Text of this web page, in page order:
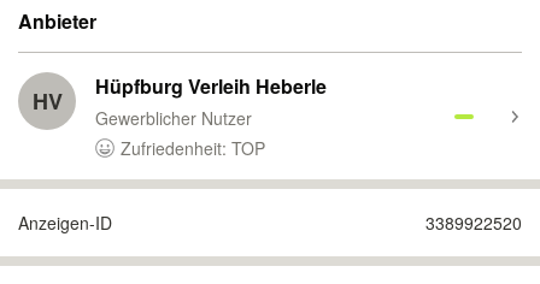
Anbieter
HV Hüpfburg Verleih Heberle
Gewerblicher Nutzer
Zufriedenheit: TOP
Anzeigen-ID 3389922520